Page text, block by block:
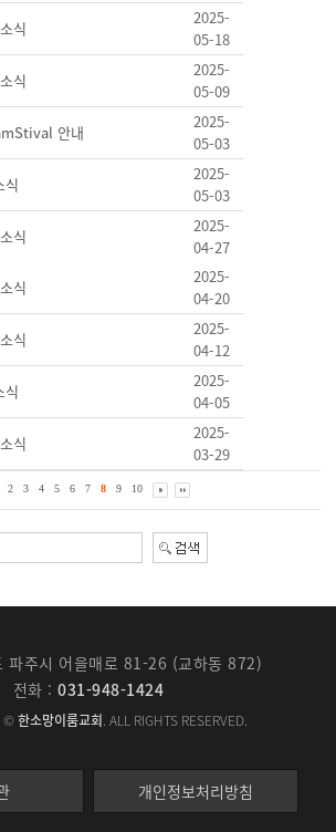
식
2025-
05-18
식
2025-
05-09
안내
2025-
05-03
식
2025-
05-03
식
2025-
04-27
식
2025-
04-20
식
2025-
04-12
식
2025-
04-05
식
2025-
03-29
2 3 4 5 6 7 8 9 10
파주시 어을매로 81-26 (교하동 872)
전화 :031-948-1424
© 한소망이룸교회. ALL RIGHTS RESERVED.
개인정보처리방침